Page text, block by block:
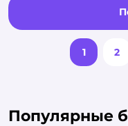
1 2
Популярные